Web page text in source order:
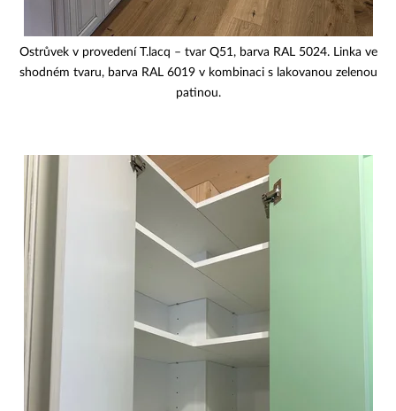
Ostrůvek v provedení T.lacq – tvar Q51, barva RAL 5024. Linka ve
shodném tvaru, barva RAL 6019 v kombinaci s lakovanou zelenou
patinou.